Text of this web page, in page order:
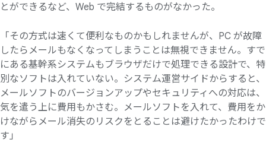
とができるなど、Web で完結するものがなかった。
「その方式は速くて便利なものかもしれませんが、PC が故障
したらメールもなくなってしまうことは無視できません。すで
にある基幹系システムもブラウザだけで処理できる設計で、特
別なソフトは入れていない。システム運営サイドからすると、
メールソフトのバージョンアップやセキュリティへの対応は、
気を遣う上に費用もかさむ。メールソフトを入れて、費用をか
けながらメール消失のリスクをとることは避けたかったわけで
す」